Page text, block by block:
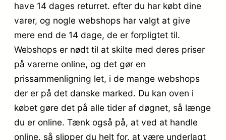
have 14 dages returret. efter du har købt dine
varer, og nogle webshops har valgt at give
mere end de 14 dage, de er forpligtet til.
Webshops er nødt til at skilte med deres priser
på varerne online, og det gør en
prissammenligning let, i de mange webshops
der er på det danske marked. Du kan oven i
købet gøre det på alle tider af døgnet, så længe
du er online. Tænk også på, at ved at handle
online, så slipper du helt for, at være underlagt